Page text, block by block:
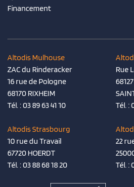
Financement
Altodis Mulhouse
ZAC du Rinderacker
16 rue de Pologne
68170 RIXHEIM
Tél. :03 89 63 41 10
Rue
68127
Tél. :
Altodis Strasbourg
10 rue du Travail
67720 HOERDT
Tél. :03 88 68 18 20
22
Tél. :